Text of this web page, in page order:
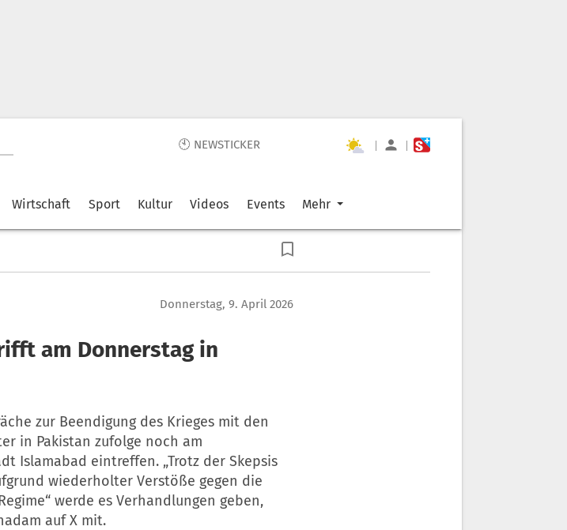
🕙 NEWSTICKER | |
Wirtschaft Sport Kultur Videos Events Mehr
Donnerstag, 9. April 2026
am Donnerstag in
zur Beendigung des Krieges mit den
in Pakistan zufolge noch am
Islamabad eintreffen. „Trotz der Skepsis
wiederholter Verstöße gegen die
werde es Verhandlungen geben,
auf X mit.